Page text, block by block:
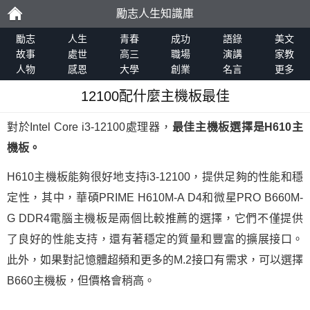
勵
志
勵志人生知識庫
勵志 人生 青春 成功 語錄
美文
故事
處世 高三 職場 演講
家教
人物
感恩 大學 創業 名言 更多
12100配什麼主機板最佳
對於Intel Core i3-12100處理器， 最佳主機板選擇是H610主
機板。
H610主機板能夠很好地支持i3-12100，提供足夠的性能和穩
定性，其中，華碩PRIME H610M-A D4和微星PRO B660M-
G DDR4電腦主機板是兩個比較推薦的選擇，它們不僅提供
了良好的性能支持，還有著穩定的質量和豐富的擴展接口。
此外，如果對記憶體超頻和更多的M.2接口有需求，可以選擇
B660主機板，但價格會稍高。